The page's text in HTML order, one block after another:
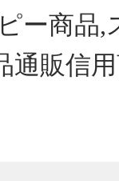
ー商品
通販信